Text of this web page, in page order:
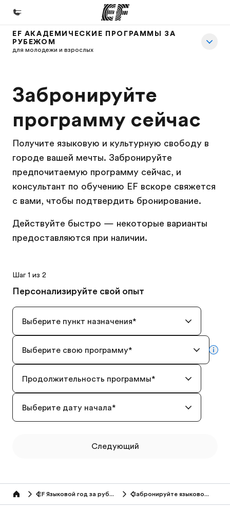
Главная
Программы
Все курсы и программы EF
Офисы
Найти ближайший офис
О нас
Кто мы
Карьера
EF АКАДЕМИЧЕСКИЕ ПРОГРАММЫ ЗА
РУБЕЖОМ
для молодежи и взрослых
Забронируйте
программу сейчас
Получите языковую и культурную свободу в
городе вашей мечты. Забронируйте
предпочитаемую программу сейчас, и
консультант по обучению EF вскоре свяжется
с вами, чтобы подтвердить бронирование.
Действуйте быстро — некоторые варианты
предоставляются при наличии.
Шаг 1 из 2
Персонализируйте свой опыт
Выберите пункт назначения*
Выберите свою программу*
Продолжительность программы*
Выберите дату начала*
Следующий
Home EF Языковой год за рубежом Забронируйте языковой курс